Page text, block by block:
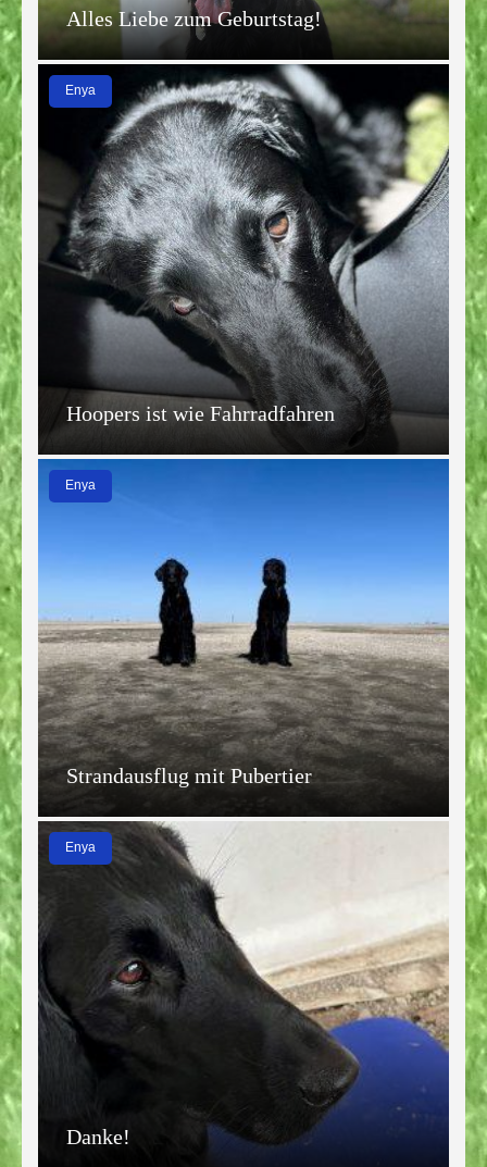
Alles Liebe zum Geburtstag!
Enya
Hoopers ist wie Fahrradfahren
Enya
Strandausflug mit Pubertier
Enya
Danke!